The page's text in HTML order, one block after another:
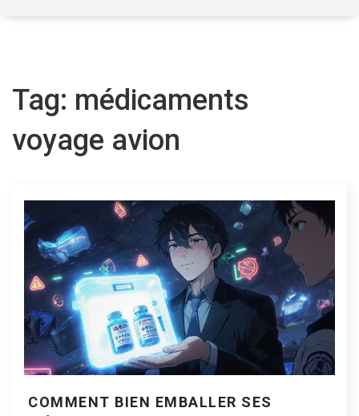
Tag: médicaments
voyage avion
COMMENT BIEN EMBALLER SES